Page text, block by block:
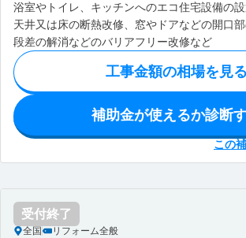
浴室やトイレ、キッチンへのエコ住宅設備の
天井又は床の断熱改修、窓やドアなどの開口部
段差の解消などのバリアフリー改修など
工事金額の相場を見る
補助金が使えるか診断
この
受付終了
全国 リフォーム全般